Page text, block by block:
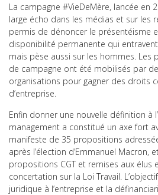
La campagne #VieDeMère, lancée en
large écho dans les médias et sur les
permis de dénoncer le présentéisme
disponibilité permanente qui
mais pèse aussi sur les hommes. Les
de campagne ont été mobilisés par
organisations pour gagner des droits
d’entreprise.
Enfin donner une nouvelle définition à
management a constitué un axe fort
manifeste de 35 propositions
après l’élection d’Emmanuel Macron,
propositions CGT et remises aux élus
concertation sur la Loi Travail.
juridique à l’entreprise et la